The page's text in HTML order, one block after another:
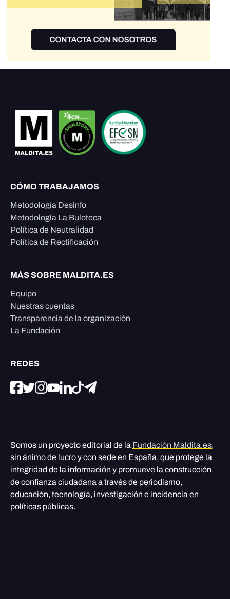
CÓMO TRABAJAMOS
Metodología Desinfo
Metodología La Buloteca
Política de Neutralidad
Política de Rectificación
MÁS SOBRE MALDITA.ES
Equipo
Nuestras cuentas
Transparencia de la organización
La Fundación
REDES
Somos un proyecto editorial de la Fundación Maldita.es,
sin ánimo de lucro y con sede en España, que protege la
integridad de la información y promueve la construcción
de confianza ciudadana a través de periodismo,
educación, tecnología, investigación e incidencia en
políticas públicas.